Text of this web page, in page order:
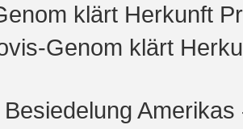
klärt Herkunft
Genom klärt
Amerikas